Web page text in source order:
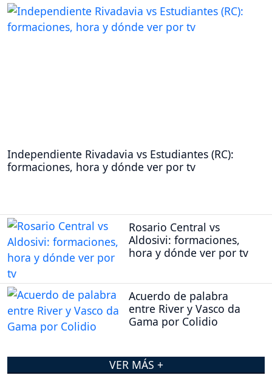
Independiente Rivadavia vs Estudiantes (RC):
formaciones, hora y dónde ver por tv
Rosario Central vs
Aldosivi: formaciones,
hora y dónde ver por tv
Acuerdo de palabra
entre River y Vasco da
Gama por Colidio
VER MÁS +